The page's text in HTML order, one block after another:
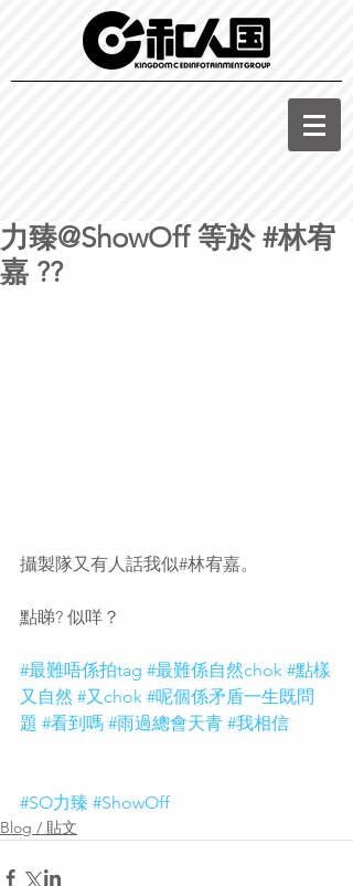
力臻@ShowOff 等於 #林宥
嘉 ??
攝製隊又有人話我似#林宥嘉。
點睇? 似咩？
#最難唔係拍tag #最難係自然chok #點樣
又自然 #又chok #呢個係矛盾一生既問
題 #看到嗎 #雨過總會天青 #我相信
#SO力臻 #ShowOff
Blog / 貼文